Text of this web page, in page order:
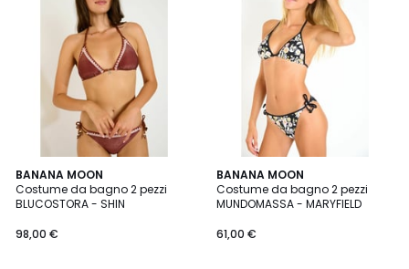
BANANA MOON
Costume da bagno 2 pezzi
BLUCOSTORA - SHIN
98,00 €
BANANA MOON
Costume da bagno 2 pezzi
MUNDOMASSA - MARYFIELD
61,00 €